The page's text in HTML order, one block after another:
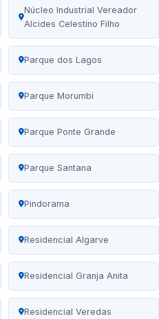
Núcleo Industrial Vereador
Alcides Celestino Filho
Parque dos Lagos
Parque Morumbi
Parque Ponte Grande
Parque Santana
Pindorama
Residencial Algarve
Residencial Granja Anita
Residencial Veredas